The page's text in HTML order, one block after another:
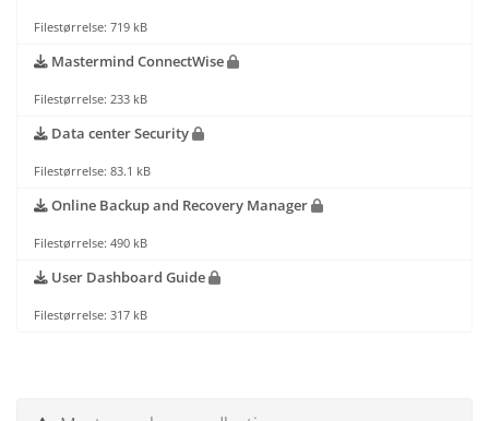
Filestørrelse: 719 kB
Mastermind ConnectWise
Filestørrelse: 233 kB
Data center Security
Filestørrelse: 83.1 kB
Online Backup and Recovery Manager
Filestørrelse: 490 kB
User Dashboard Guide
Filestørrelse: 317 kB